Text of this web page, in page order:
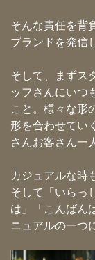
そんな責任を背
ブランドを発信
そして、まずス
ッフさんにいつ
こと。様々な形
形を合わせてい
さんお客さん一
カジュアルな時
そして「いらっ
は」「こんばん
ニュアルの一つ